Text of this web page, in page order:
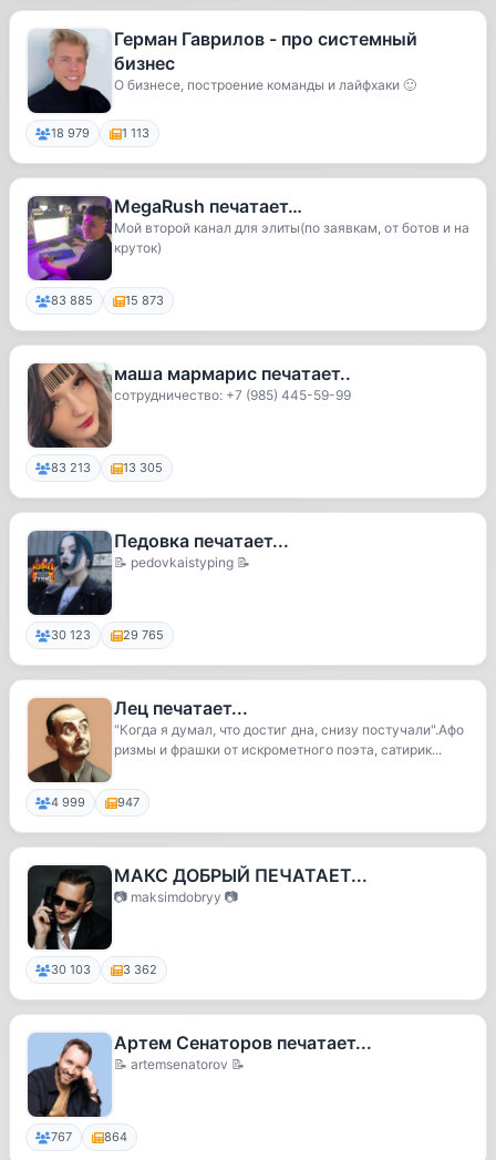
Герман Гаврилов - про системный
бизнес
О бизнесе, построение команды и лайфхаки 🙂
18 979 1 113
MegaRush печатает…
Мой второй канал для элиты(по заявкам, от ботов и на
круток)
83 885 15 873
маша мармарис печатает..
сотрудничество: +7 (985) 445-59-99
83 213 13 305
Педовка печатает...
📝 pedovkaistyping 📝
30 123 29 765
Лец печатает...
"Когда я думал, что достиг дна, снизу постучали".Афо
ризмы и фрашки от искрометного поэта, сатирик...
4 999 947
МАКС ДОБРЫЙ ПЕЧАТАЕТ...
📷 maksimdobryy 📷
30 103 3 362
Артем Сенаторов печатает...
📝 artemsenatorov 📝
767 864